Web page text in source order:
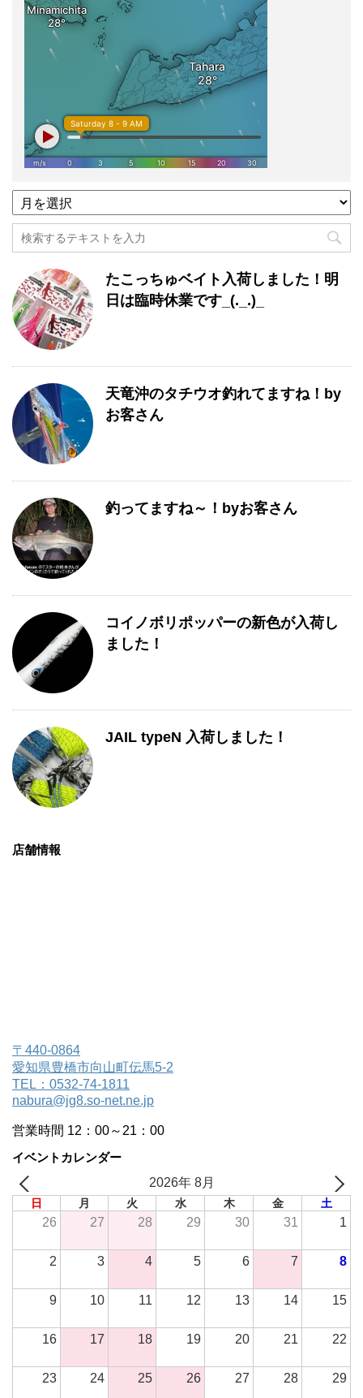
過
去
記
事
別
一
覧
たこっちゅベイト入荷しました！明
日は臨時休業です_(._.)_
天竜沖のタチウオ釣れてますね！by
お客さん
釣ってますね～！byお客さん
コイノボリポッパーの新色が入荷し
ました！
JAIL typeN 入荷しました！
店舗情報
〒440-0864
愛知県豊橋市向山町伝馬5-2
TEL：0532-74-1811
nabura@jg8.so-net.ne.jp
営業時間 12：00～21：00
イベントカレンダー
2026年 8月
日 月 火 水 木 金 土
26 27 28 29 30 31 1
2 3 4 5 6 7 8
9 10 11 12 13 14 15
16 17 18 19 20 21 22
23 24 25 26 27 28 29